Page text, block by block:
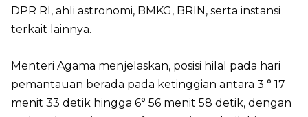
DPR RI, ahli astronomi, BMKG, BRIN, serta instansi
terkait lainnya.
Menteri Agama menjelaskan, posisi hilal pada hari
pemantauan berada pada ketinggian antara 3 ° 17
menit 33 detik hingga 6° 56 menit 58 detik, dengan